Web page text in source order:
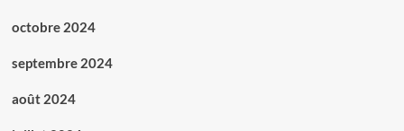
octobre 2024
septembre 2024
août 2024